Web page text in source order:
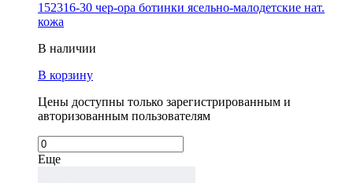
152316-30 чер-ора ботинки ясельно-малодетские нат.
кожа
В наличии
В корзину
Цены доступны только зарегистрированным и
авторизованным пользователям
Еще